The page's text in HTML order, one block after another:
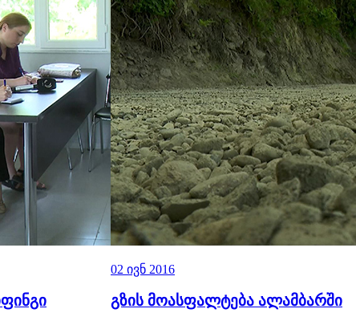
02 ივნ 2016
გზის მოასფალტება ალამბარში